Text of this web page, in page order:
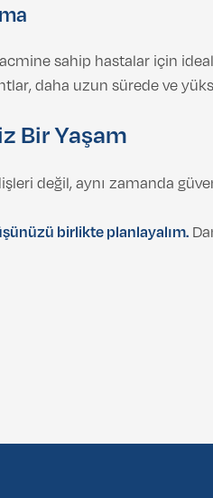
sahip hastalar için ideal
daha uzun sürede ve
Bir Yaşam
değil, aynı zamanda
birlikte planlayalım.